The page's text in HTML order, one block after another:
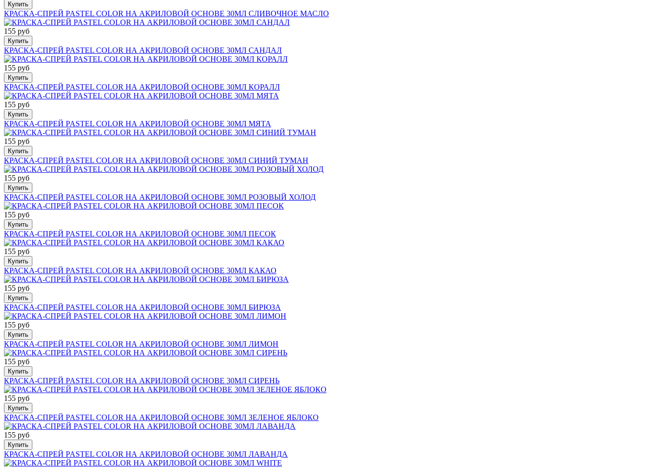
Купить
КРАСКА-СПРЕЙ PASTEL COLOR НА АКРИЛОВОЙ ОСНОВЕ 30МЛ СЛИВОЧНОЕ МАСЛО
155 руб
Купить
КРАСКА-СПРЕЙ PASTEL COLOR НА АКРИЛОВОЙ ОСНОВЕ 30МЛ САНДАЛ
155 руб
Купить
КРАСКА-СПРЕЙ PASTEL COLOR НА АКРИЛОВОЙ ОСНОВЕ 30МЛ КОРАЛЛ
155 руб
Купить
КРАСКА-СПРЕЙ PASTEL COLOR НА АКРИЛОВОЙ ОСНОВЕ 30МЛ МЯТА
155 руб
Купить
КРАСКА-СПРЕЙ PASTEL COLOR НА АКРИЛОВОЙ ОСНОВЕ 30МЛ СИНИЙ ТУМАН
155 руб
Купить
КРАСКА-СПРЕЙ PASTEL COLOR НА АКРИЛОВОЙ ОСНОВЕ 30МЛ РОЗОВЫЙ ХОЛОД
155 руб
Купить
КРАСКА-СПРЕЙ PASTEL COLOR НА АКРИЛОВОЙ ОСНОВЕ 30МЛ ПЕСОК
155 руб
Купить
КРАСКА-СПРЕЙ PASTEL COLOR НА АКРИЛОВОЙ ОСНОВЕ 30МЛ КАКАО
155 руб
Купить
КРАСКА-СПРЕЙ PASTEL COLOR НА АКРИЛОВОЙ ОСНОВЕ 30МЛ БИРЮЗА
155 руб
Купить
КРАСКА-СПРЕЙ PASTEL COLOR НА АКРИЛОВОЙ ОСНОВЕ 30МЛ ЛИМОН
155 руб
Купить
КРАСКА-СПРЕЙ PASTEL COLOR НА АКРИЛОВОЙ ОСНОВЕ 30МЛ СИРЕНЬ
155 руб
Купить
КРАСКА-СПРЕЙ PASTEL COLOR НА АКРИЛОВОЙ ОСНОВЕ 30МЛ ЗЕЛЕНОЕ ЯБЛОКО
155 руб
Купить
КРАСКА-СПРЕЙ PASTEL COLOR НА АКРИЛОВОЙ ОСНОВЕ 30МЛ ЛАВАНДА